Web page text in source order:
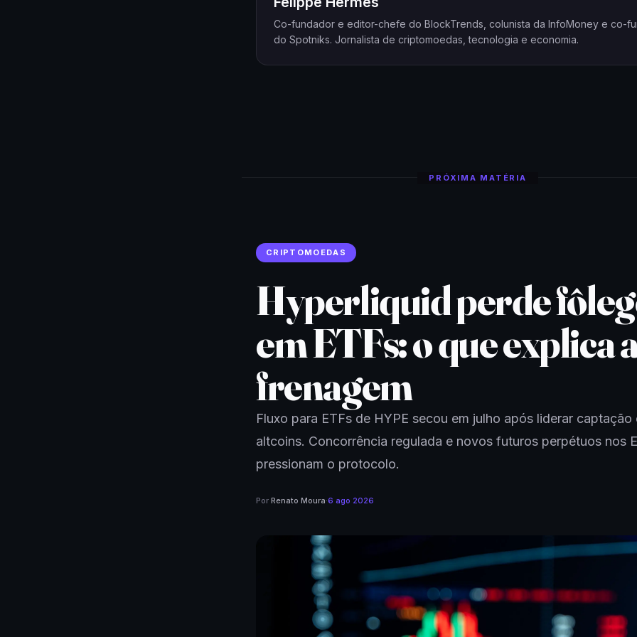
Co-fundador e editor-chefe do BlockTrends, colunista da InfoMoney e co-
do Spotniks. Jornalista de criptomoedas, tecnologia e economia.
PRÓXIMA MATÉRIA
CRIPTOMOEDAS
Hyperliquid perde
em ETFs: o que explica
frenagem
Fluxo para ETFs de HYPE secou em julho após liderar captação
altcoins. Concorrência regulada e novos futuros perpétuos nos
pressionam o protocolo.
Por Renato Moura·6 ago 2026